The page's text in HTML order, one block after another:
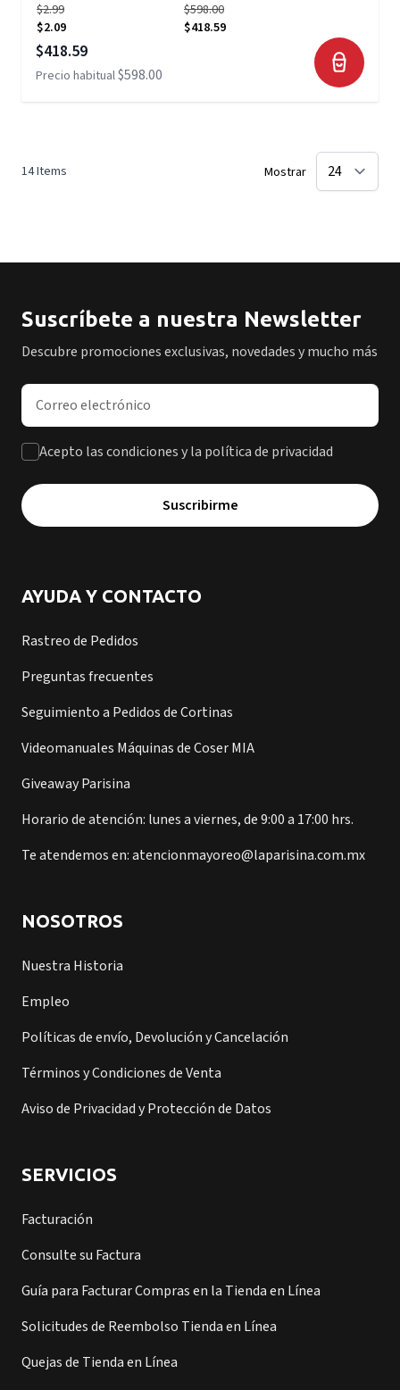
$2.99
$2.09
$598.00
$418.59
Precio especial
$418.59
Precio habitual$598.00
14Items Mostrar
Suscríbete a nuestra Newsletter
Descubre promociones exclusivas, novedades y mucho más
Dirección de correo electrónico
Acepto las condiciones y la política de privacidad
Suscribirme
AYUDA Y CONTACTO
Rastreo de Pedidos
Preguntas frecuentes
Seguimiento a Pedidos de Cortinas
Videomanuales Máquinas de Coser MIA
Giveaway Parisina
Horario de atención: lunes a viernes, de 9:00 a 17:00 hrs.
Te atendemos en: atencionmayoreo@laparisina.com.mx
NOSOTROS
Nuestra Historia
Empleo
Políticas de envío, Devolución y Cancelación
Términos y Condiciones de Venta
Aviso de Privacidad y Protección de Datos
SERVICIOS
Facturación
Consulte su Factura
Guía para Facturar Compras en la Tienda en Línea
Solicitudes de Reembolso Tienda en Línea
Quejas de Tienda en Línea